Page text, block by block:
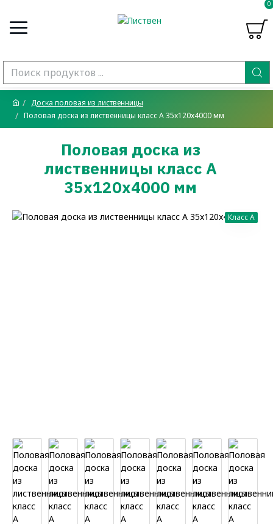
0
Доска половая из лиственницы
Половая доска из лиственницы класс А 35x120x4000 мм
Половая доска из
лиственницы класс А
35x120x4000 мм
Класс A